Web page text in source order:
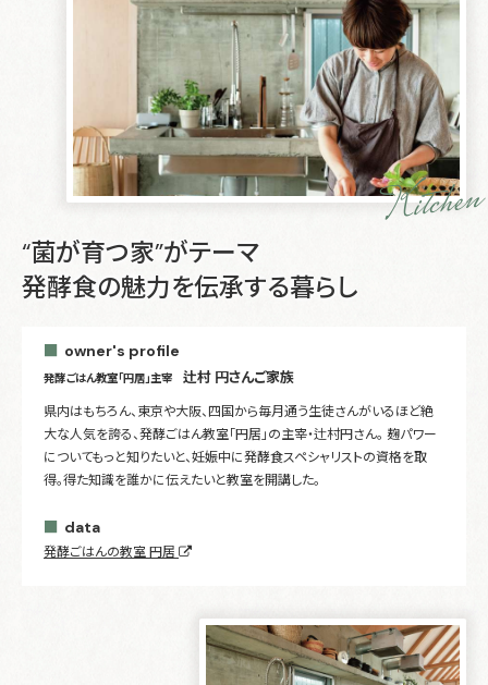
Kitchen
“菌が育つ家”がテーマ
発酵食の魅力を伝承する暮らし
owner's profile
発酵ごはん教室「円居」主宰 辻村 円さんご家族
県内はもちろん、東京や大阪、四国から毎月通う生徒さんがいるほど絶
大な人気を誇る、発酵ごはん教室「円居」の主宰・辻村円さん。 麹パワー
についてもっと知りたいと、妊娠中に発酵食スペシャリストの資格を取
得。得た知識を誰かに伝えたいと教室を開講した。
data
発酵ごはんの教室 円居​​